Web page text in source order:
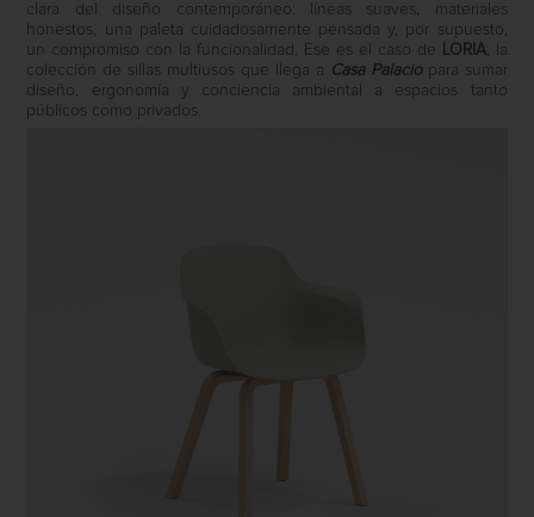
clara del diseño contemporáneo: líneas suaves, materiales
honestos, una paleta cuidadosamente pensada y, por supuesto,
un compromiso con la funcionalidad. Ese es el caso de LORIA, la
colección de sillas multiusos que llega a Casa Palaciopara sumar
diseño, ergonomía y conciencia ambiental a espacios tanto
públicos como privados.